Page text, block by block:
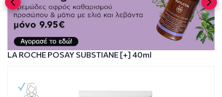
LA ROCHE POSAY SUBSTIANE [+] 40ml